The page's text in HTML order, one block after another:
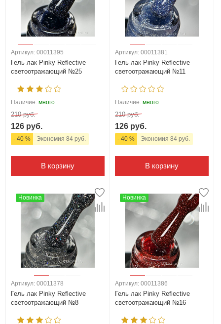
Артикул: 00011395
Гель лак Pinky Reflective
светоотражающий №25
Наличие: много
210 руб.
126 руб.
- 40 % Экономия 84 руб.
В корзину
Артикул: 00011381
Гель лак Pinky Reflective
светоотражающий №11
Наличие: много
210 руб.
126 руб.
- 40 % Экономия 84 руб.
В корзину
Новинка
Артикул: 00011378
Гель лак Pinky Reflective
светоотражающий №8
Новинка
Артикул: 00011386
Гель лак Pinky Reflective
светоотражающий №16